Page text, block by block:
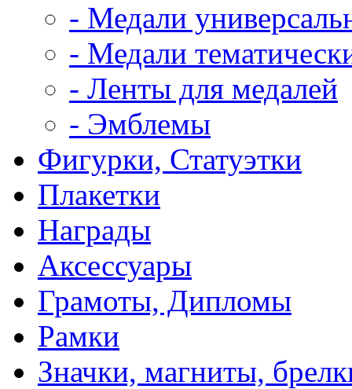
- Медали
- Медали
- Ленты для медалей
- Эмблемы
Фигурки, Статуэтки
Плакетки
Награды
Аксессуары
Грамоты, Дипломы
Рамки
Значки, магниты,